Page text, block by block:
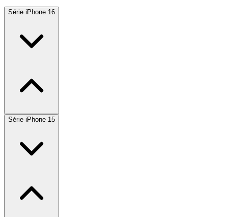
Série iPhone 16
Série iPhone 15